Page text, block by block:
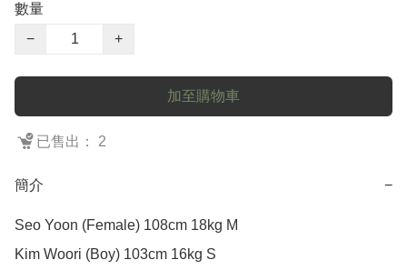
數量
−
+
加至購物車
已售出： 2
簡介 −
Seo Yoon (Female) 108cm 18kg M
Kim Woori (Boy) 103cm 16kg S